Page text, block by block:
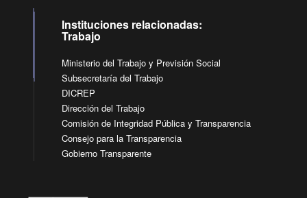
Instituciones relacionadas:
Trabajo
Ministerio del Trabajo y Previsión Social
Subsecretaría del Trabajo
DICREP
Dirección del Trabajo
Comisión de Integridad Pública y Transparencia
Consejo para la Transparencia
Gobierno Transparente